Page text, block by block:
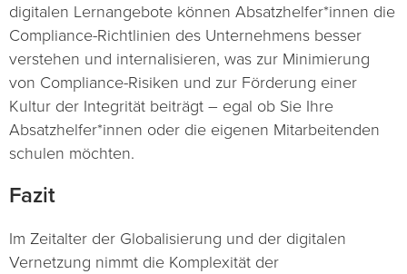
digitalen Lernangebote können Absatzhelfer*innen die
Compliance-Richtlinien des Unternehmens besser
verstehen und internalisieren, was zur Minimierung
von Compliance-Risiken und zur Förderung einer
Kultur der Integrität beiträgt – egal ob Sie Ihre
Absatzhelfer*innen oder die eigenen Mitarbeitenden
schulen möchten.
Fazit
Im Zeitalter der Globalisierung und der digitalen
Vernetzung nimmt die Komplexität der